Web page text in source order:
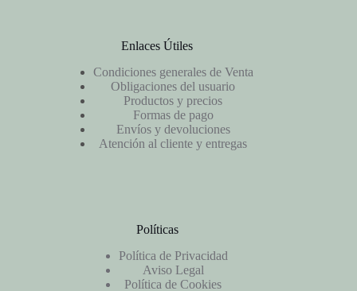
Enlaces Útiles
Condiciones generales de Venta
Obligaciones del usuario
Productos y precios
Formas de pago
Envíos y devoluciones
Atención al cliente y entregas
Políticas
Política de Privacidad
Aviso Legal
Política de Cookies